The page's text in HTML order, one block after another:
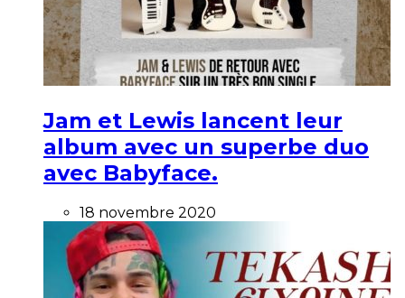
Jam et Lewis lancent leur
album avec un superbe duo
avec Babyface.
18 novembre 2020